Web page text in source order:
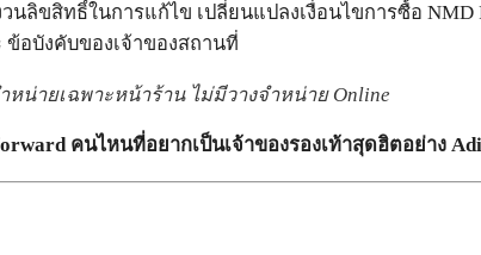
วนลิขสิทธิ์ในการแก้ไข เปลี่ยนแปลงเงื่อนไขการซื้อ
ข้อบังคับของเจ้าของสถานที่
หน่ายเฉพาะหน้าร้าน ไม่มีวางจำหน่าย Online
คนไหนที่อยากเป็นเจ้าของรองเท้าสุดฮิตอย่าง